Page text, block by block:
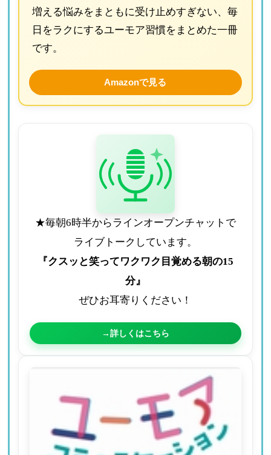
増える悩みをまともに受け止めすぎない、毎
日をラクにするユーモア習慣をまとめた一冊
です。
Amazonで見る
★毎朝6時半からラインオープンチャットで
ライブトークしています。
『クスッと笑ってワクワク目覚める朝の15
分』
ぜひお耳寄りください！
→詳しくはこちら